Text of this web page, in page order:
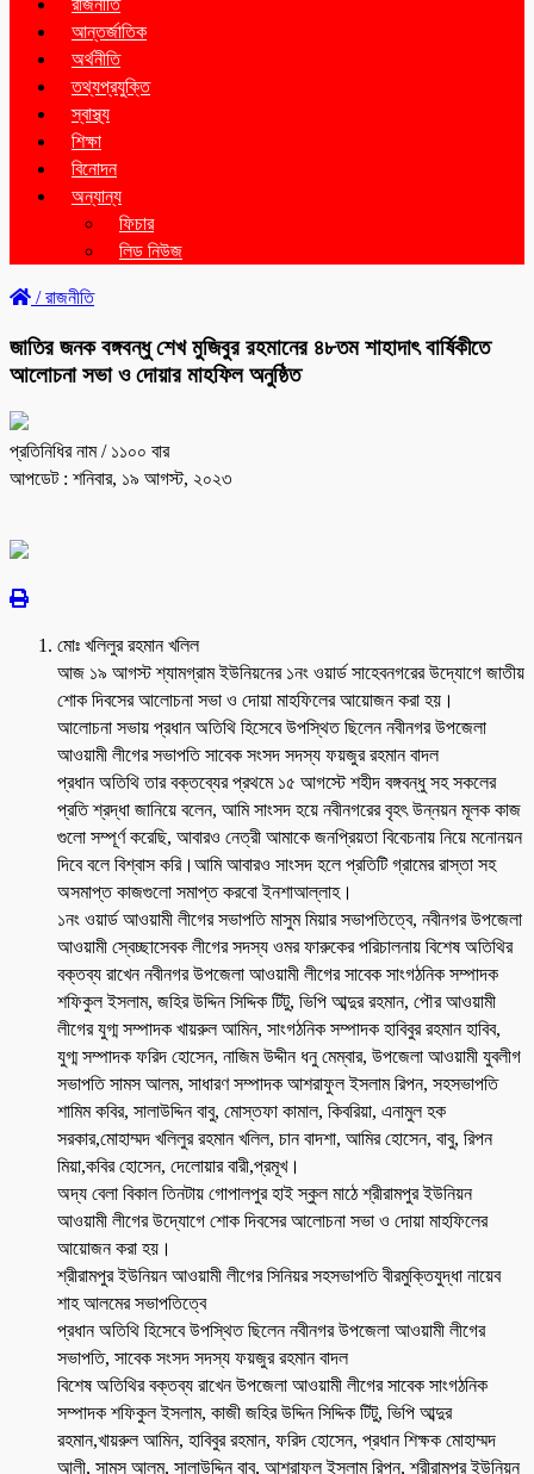
রাজনীতি
আন্তর্জাতিক
অর্থনীতি
তথ্যপ্রযুক্তি
স্বাস্থ্য
শিক্ষা
বিনোদন
অন্যান্য
ফিচার
লিড নিউজ
/রাজনীতি
জাতির জনক বঙ্গবন্ধু শেখ মুজিবুর রহমানের ৪৮তম শাহাদাৎ বার্ষিকীতে
আলোচনা সভা ও দোয়ার মাহফিল অনুষ্ঠিত
প্রতিনিধির নাম/ ১১০০ বার
আপডেট : শনিবার, ১৯ আগস্ট, ২০২৩
মোঃ খলিলুর রহমান খলিল
আজ ১৯ আগস্ট শ্যামগ্রাম ইউনিয়নের ১নং ওয়ার্ড সাহেবনগরের উদ্যোগে জাতীয়
শোক দিবসের আলোচনা সভা ও দোয়া মাহফিলের আয়োজন করা হয়।
আলোচনা সভায় প্রধান অতিথি হিসেবে উপস্থিত ছিলেন নবীনগর উপজেলা
আওয়ামী লীগের সভাপতি সাবেক সংসদ সদস্য ফয়জুর রহমান বাদল
প্রধান অতিথি তার বক্তব্যের প্রথমে ১৫ আগস্টে শহীদ বঙ্গবন্ধু সহ সকলের
প্রতি শ্রদ্ধা জানিয়ে বলেন, আমি সাংসদ হয়ে নবীনগরের বৃহৎ উন্নয়ন মূলক কাজ
গুলো সম্পূর্ণ করেছি, আবারও নেত্রী আমাকে জনপ্রিয়তা বিবেচনায় নিয়ে মনোনয়ন
দিবে বলে বিশ্বাস করি।আমি আবারও সাংসদ হলে প্রতিটি গ্রামের রাস্তা সহ
অসমাপ্ত কাজগুলো সমাপ্ত করবো ইনশাআল্লাহ।
১নং ওয়ার্ড আওয়ামী লীগের সভাপতি মাসুম মিয়ার সভাপতিত্বে, নবীনগর উপজেলা
আওয়ামী স্বেচ্ছাসেবক লীগের সদস্য ওমর ফারুকের পরিচালনায় বিশেষ অতিথির
বক্তব্য রাখেন নবীনগর উপজেলা আওয়ামী লীগের সাবেক সাংগঠনিক সম্পাদক
শফিকুল ইসলাম, জহির উদ্দিন সিদ্দিক টিটু, ভিপি আব্দুর রহমান, পৌর আওয়ামী
লীগের যুগ্ম সম্পাদক খায়রুল আমিন, সাংগঠনিক সম্পাদক হাবিবুর রহমান হাবিব,
যুগ্ম সম্পাদক ফরিদ হোসেন, নাজিম উদ্দীন ধনু মেম্বার, উপজেলা আওয়ামী যুবলীগ
সভাপতি সামস আলম, সাধারণ সম্পাদক আশরাফুল ইসলাম রিপন, সহসভাপতি
শামিম কবির, সালাউদ্দিন বাবু, মোস্তফা কামাল, কিবরিয়া, এনামুল হক
সরকার,মোহাম্মদ খলিলুর রহমান খলিল, চান বাদশা, আমির হোসেন, বাবু, রিপন
মিয়া,কবির হোসেন, দেলোয়ার বারী,প্রমূখ।
অদ্য বেলা বিকাল তিনটায় গোপালপুর হাই স্কুল মাঠে শ্রীরামপুর ইউনিয়ন
আওয়ামী লীগের উদ্যোগে শোক দিবসের আলোচনা সভা ও দোয়া মাহফিলের
আয়োজন করা হয়।
শ্রীরামপুর ইউনিয়ন আওয়ামী লীগের সিনিয়র সহসভাপতি বীরমুক্তিযুদ্ধা নায়েব
শাহ আলমের সভাপতিত্বে
প্রধান অতিথি হিসেবে উপস্থিত ছিলেন নবীনগর উপজেলা আওয়ামী লীগের
সভাপতি, সাবেক সংসদ সদস্য ফয়জুর রহমান বাদল
বিশেষ অতিথির বক্তব্য রাখেন উপজেলা আওয়ামী লীগের সাবেক সাংগঠনিক
সম্পাদক শফিকুল ইসলাম, কাজী জহির উদ্দিন সিদ্দিক টিটু, ভিপি আব্দুর
রহমান,খায়রুল আমিন, হাবিবুর রহমান, ফরিদ হোসেন, প্রধান শিক্ষক মোহাম্মদ
আলী, সামস আলম, সালাউদ্দিন বাবু, আশরাফুল ইসলাম রিপন, শ্রীরামপুর ইউনিয়ন